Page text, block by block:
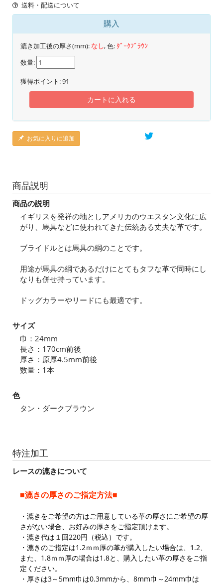
送料・配送について
購入
漉き加工後の厚さ(mm):なし, 色:ﾀﾞｰｸﾌﾞﾗｳﾝ
数量:
獲得ポイント:91
カートに入れる
お気に入りに追加
商品説明
商品の説明
イギリスを発祥の地としアメリカのウエスタン文化に広
がり、馬具などに使われてきた伝統ある丈夫な革です。
ブライドルとは馬具の綱のことです。
用途が馬具の綱であるだけにとてもタフな革で同時にし
なりも併せ持っています。
ドッグカラーやリードにも最適です。
サイズ
巾：24mm
長さ：170cm前後
厚さ：原厚4.5mm前後
数量：1本
色
タン・ダークブラウン
特注加工
レースの漉きについて
■漉きの厚さのご指定方法■
・漉きをご希望の方はご用意している革の厚さにご希望の厚
さがない場合、お好みの厚さをご指定頂けます。
・漉き代は１回220円（税込）です。
・漉きのご指定は1.2ｍｍ厚の革が購入したい場合は、1.2、
また、1.8ｍｍ厚の場合は1.8と、購入したい革の厚さをご指
定ください。
・厚さは3～5mm巾は0.3mmから、8mm巾～24mm巾は